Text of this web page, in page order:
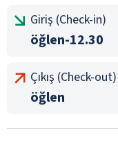
Giriş (Check-in)
öğlen-12.30
Çıkış (Check-out)
öğlen